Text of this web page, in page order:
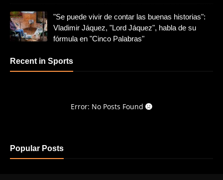
"Se puede vivir de contar las buenas historias":
Vladimir Jáquez, "Lord Jáquez", habla de su
fórmula en "Cinco Palabras"
Recent in Sports
Error: No Posts Found
Popular Posts